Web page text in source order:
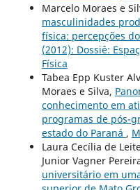
Marcelo Moraes e
masculinidades
física: percepções
(2012): Dossiê:
Física
Tabea Epp Kuster
Moraes e Silva,
conhecimento em
programas de pós-
estado do Paraná ,
Laura Cecília de
Junior Vagner
universitário em